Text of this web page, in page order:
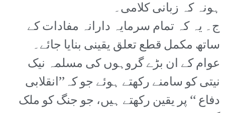
ہونہ کہ زبانی کلامی۔
ج۔ یہ کہ تمام سرمایہ دارانہ مفادات کے
ساتھ مکمل قطع تعلق یقینی بنایا جائے۔
عوام کے ان بڑے گروہوں کی مسلمہ نیک
نیتی کو سامنے رکھتے ہوئے جو کہ’’انقلابی
دفاع ‘‘ پر یقین رکھتے ہیں، جو جنگ کو ملک